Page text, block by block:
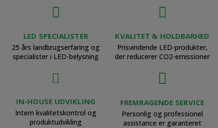
LED SPECIALISTER
25 års landbrugserfaring og
specialister i LED-belysning
KVALITET & HOLDBARHED
Prisvindende LED-produkter,
der reducerer CO2-emissioner
IN-HOUSE UDVIKLING
Intern kvalitetskontrol og
produktudvikling
FREMRAGENDE SERVICE
Personlig og professionel
assistance er garanteret